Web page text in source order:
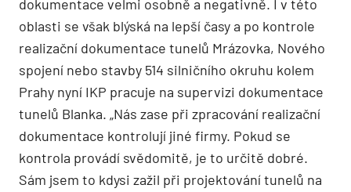
dokumentace velmi osobně a negativně. I v této
oblasti se však blýská na lepší časy a po kontrole
reali­zační dokumentace tunelů Mrázovka, Nového
spojení nebo stavby 514 silničního okruhu kolem
Prahy nyní IKP pracuje na supervizi dokumentace
tunelů Blanka. „Nás zase při zpracování realizační
dokumentace kontrolují jiné firmy. Pokud se
kontrola provádí svědomitě, je to určitě dobré.
Sám jsem to kdysi zažil při projektování tunelů na